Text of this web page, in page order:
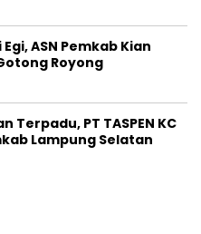
ASN Pemkab Kian
Royong
PT TASPEN KC
Lampung Selatan